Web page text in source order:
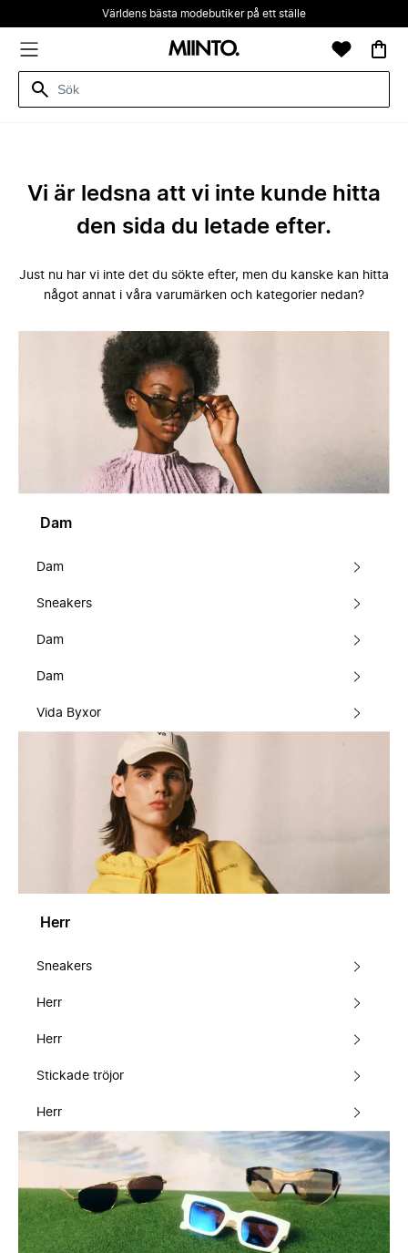
Världens bästa modebutiker på ett ställe
Vi är ledsna att vi inte kunde hitta
den sida du letade efter.
Just nu har vi inte det du sökte efter, men du kanske kan hitta
något annat i våra varumärken och kategorier nedan?
Dam
Dam
Sneakers
Dam
Dam
Vida Byxor
Herr
Sneakers
Herr
Herr
Stickade tröjor
Herr